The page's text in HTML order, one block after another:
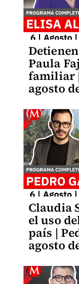
Paula
familiar
agosto
Claudia
el uso
país |
agosto